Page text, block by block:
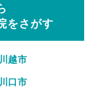
をさがす
川越市
川口市